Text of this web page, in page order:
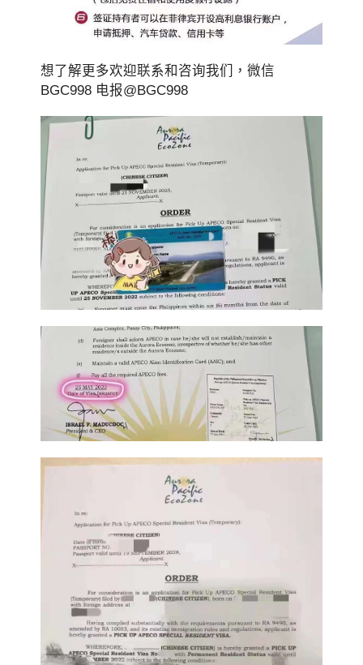
想了解更多欢迎联系和咨询我们，微信
BGC998 电报@BGC998